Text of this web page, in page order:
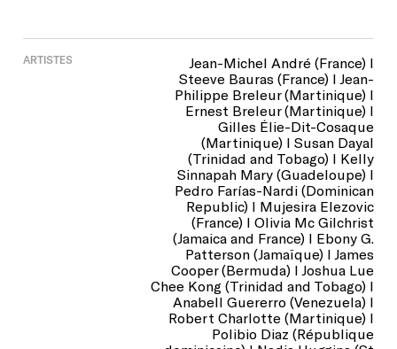
ARTISTES
Jean-Michel André (France) I
Steeve Bauras (France) I Jean-
Philippe Breleur (Martinique) I
Ernest Breleur (Martinique) I
Gilles Élie-Dit-Cosaque
(Martinique) I Susan Dayal
(Trinidad and Tobago) I Kelly
Sinnapah Mary (Guadeloupe) I
Pedro Farías-Nardi (Dominican
Republic) I Mujesira Elezovic
(France) I Olivia Mc Gilchrist
(Jamaica and France) I Ebony G.
Patterson (Jamaïque) I James
Cooper (Bermuda) I Joshua Lue
Chee Kong (Trinidad and Tobago) I
Anabell Guererro (Venezuela) I
Robert Charlotte (Martinique) I
Polibio Diaz (République